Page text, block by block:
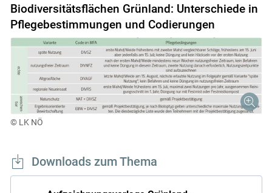
Biodiversitätsflächen Grünland: Unterschiede in
Pflegebestimmungen und Codierungen
© LK NÖ
Downloads zum Thema